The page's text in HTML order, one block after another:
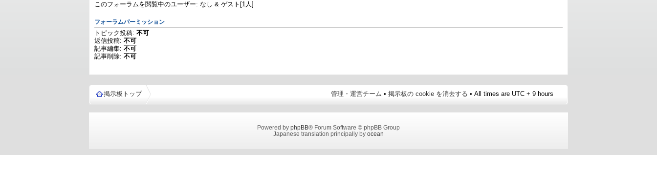
このフォーラムを閲覧中のユーザー: なし & ゲスト[1人]
フォーラムパーミッション
トピック投稿: 不可
返信投稿: 不可
記事編集: 不可
記事削除: 不可
掲示板トップ 管理・運営チーム • 掲示板の cookie を消去する • All times are UTC + 9 hours
Powered by phpBB® Forum Software © phpBB Group
Japanese translation principally by ocean